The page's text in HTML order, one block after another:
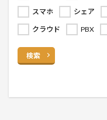
スマホ
シェア
クラウド
PBX
検索